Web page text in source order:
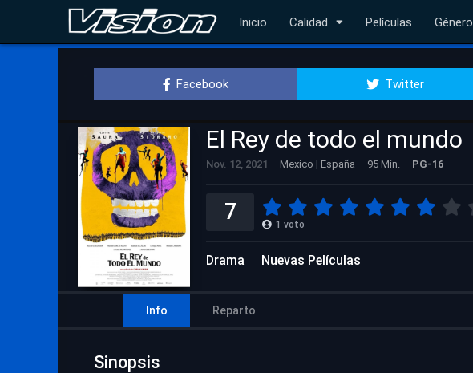
Inicio Calidad Películas Género
Facebook Twitter
El Rey de todo el mundo
Nov. 12, 2021 Mexico | España 95 Min. PG-16
7 1 voto
Drama Nuevas Películas
Info Reparto
Sinopsis